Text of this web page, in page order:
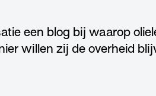
een blog bij waarop
willen zij de overheid